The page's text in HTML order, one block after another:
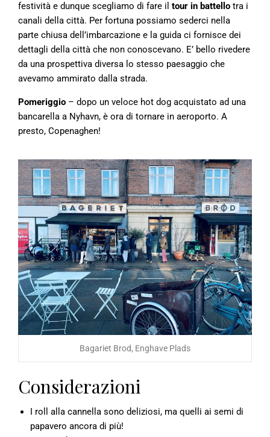
festività e dunque scegliamo di fare il tour in battello tra i
canali della città. Per fortuna possiamo sederci nella
parte chiusa dell’imbarcazione e la guida ci fornisce dei
dettagli della città che non conoscevano. E’ bello rivedere
da una prospettiva diversa lo stesso paesaggio che
avevamo ammirato dalla strada.
Pomeriggio – dopo un veloce hot dog acquistato ad una
bancarella a Nyhavn, è ora di tornare in aeroporto. A
presto, Copenaghen!
Bagariet Brod, Enghave Plads
Considerazioni
I roll alla cannella sono deliziosi, ma quelli ai semi di
papavero ancora di più!